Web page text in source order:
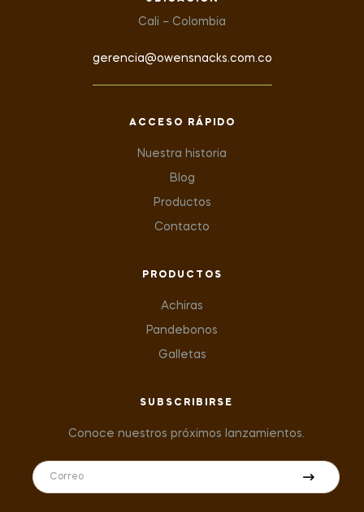
Cali – Colombia
gerencia@owensnacks.com.co
ACCESO RÁPIDO
Nuestra historia
Blog
Productos
Contacto
PRODUCTOS
Achiras
Pandebonos
Galletas
SUBSCRIBIRSE
Conoce nuestros próximos lanzamientos.